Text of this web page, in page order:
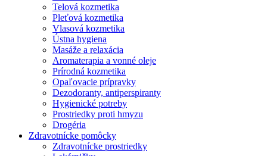
Telová kozmetika
Pleťová kozmetika
Vlasová kozmetika
Ústna hygiena
Masáže a relaxácia
Aromaterapia a vonné oleje
Prírodná kozmetika
Opaľovacie prípravky
Dezodoranty, antiperspiranty
Hygienické potreby
Prostriedky proti hmyzu
Drogéria
Zdravotnícke pomôcky
Zdravotnícke prostriedky